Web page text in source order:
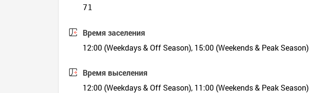
71
Время заселения
12:00 (Weekdays & Off Season), 15:00 (Weekends & Peak Season)
Время выселения
12:00 (Weekdays & Off Season), 11:00 (Weekends & Peak Season)